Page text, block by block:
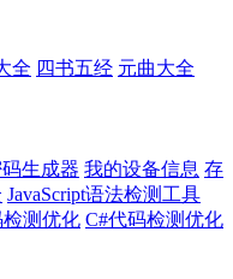
全 四书五经 元曲大全
生成器 我的设备信息 存
JavaScript语法检测工具
检测优化 C#代码检测优化